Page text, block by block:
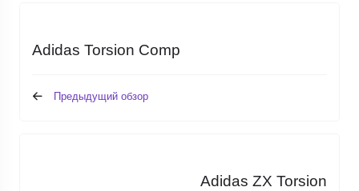
Adidas Torsion Comp
Предыдущий обзор
Adidas ZX Torsion